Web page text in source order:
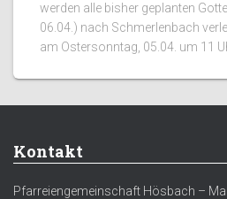
werden alle bisher geplanten
06.04.) nach Schmerlenbach
am Ostersonntag, 05.04. um 11
Kontakt
Pfarreiengemeinschaft Hösbach –